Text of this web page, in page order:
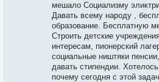
мешало Социализму
Давать всему народу ,
образование. Бесплатную
Строить детские
интересам, пионерский
социальные ништяки
давать стипендии.
почему сегодня с этой